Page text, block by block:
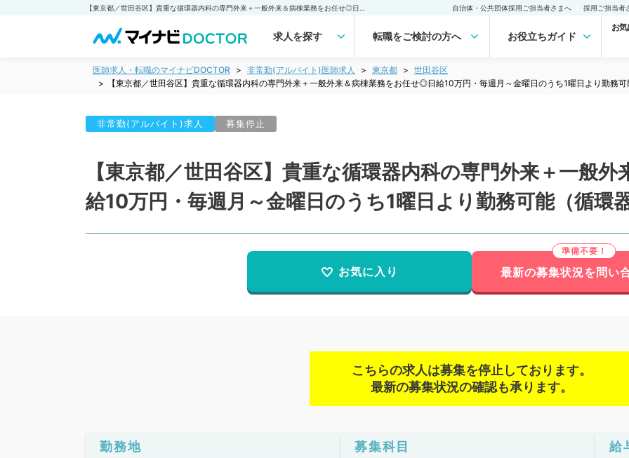
自治体・公共団体採用ご担当者さまへ 採用ご担当者
求人を探す 転職をご検討の方へ お役立ちガイド
お
医師求人・転職のマイナビDOCTOR 非常勤(アルバイト)医師求人 東京都
世田谷区
【東京都／世田谷区】貴重な循環器内科の専門外来＋一般外来＆病棟業務をお任せ◎日給10万円・毎週月～金曜日のうち1曜日より勤務
非常勤(アルバイト)求人 募集停止
【東京都／世田谷区】貴重な循環器内科の専門外来＋一般
給10万円・毎週月～金曜日のうち1曜日より勤務可能（循環
お気に入り 最新の募集状況を問い
こちらの求人は募集を停止しております。
最新の募集状況の確認も承ります。
勤務地 募集科目 給